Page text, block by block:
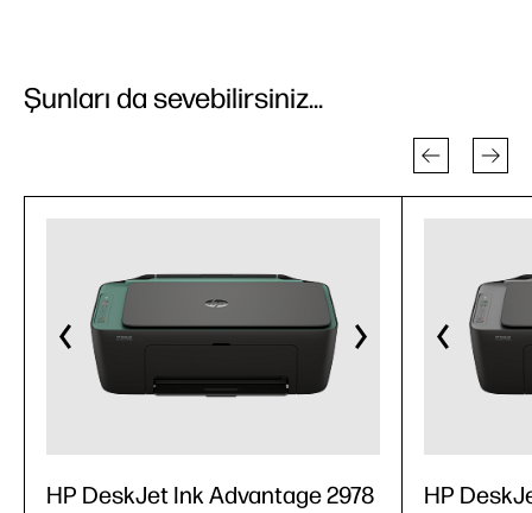
Şunları da sevebilirsiniz...
HP DeskJet Ink Advantage 2978
HP